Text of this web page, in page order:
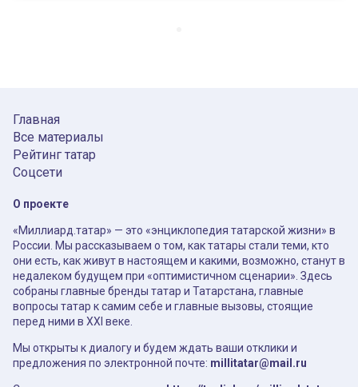
Главная
Все материалы
Рейтинг татар
Соцсети
О проекте
«Миллиард.татар» — это «энциклопедия татарской жизни» в
России. Мы рассказываем о том, как татары стали теми, кто
они есть, как живут в настоящем и какими, возможно, станут в
недалеком будущем при «оптимистичном сценарии». Здесь
собраны главные бренды татар и Татарстана, главные
вопросы татар к самим себе и главные вызовы, стоящие
перед ними в XXI веке.
Мы открыты к диалогу и будем ждать ваши отклики и
предложения по электронной почте: millitatar@mail.ru